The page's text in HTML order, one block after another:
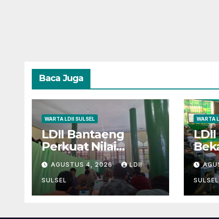
Baca Juga
WARTA LDII SULSEL
LDII Bantaeng
Perkuat Nilai
Kebangsaan melalui
Pengajian Rutin
AGUSTUS 4, 2026 LDII
SULSEL
WARTA
SULSEL